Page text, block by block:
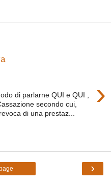
›
di parlarne QUI e QUI ,
secondo cui,
di una prestaz...
›